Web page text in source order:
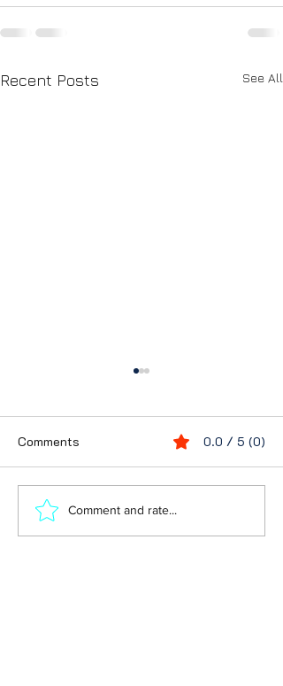
Recent Posts See All
تیره روزیهای ایران در دوره
فرمانروایی قاجارها
Comments 0.0 / 5 (0)
Comment and rate...